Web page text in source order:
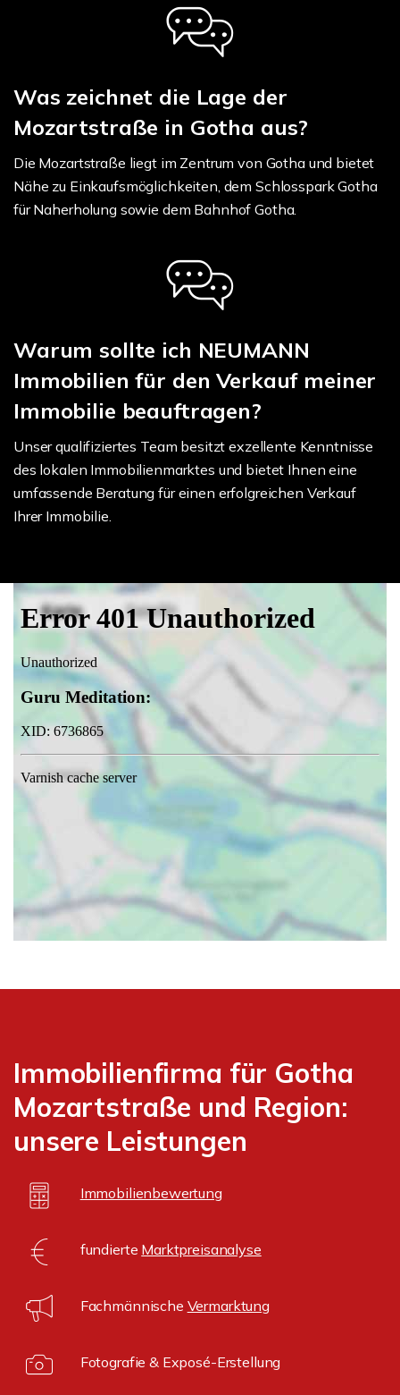
Was zeichnet die Lage der
Mozartstraße in Gotha aus?
Die Mozartstraße liegt im Zentrum von Gotha und bietet
Nähe zu Einkaufsmöglichkeiten, dem Schlosspark Gotha
für Naherholung sowie dem Bahnhof Gotha.
Warum sollte ich NEUMANN
Immobilien für den Verkauf meiner
Immobilie beauftragen?
Unser qualifiziertes Team besitzt exzellente Kenntnisse
des lokalen Immobilienmarktes und bietet Ihnen eine
umfassende Beratung für einen erfolgreichen Verkauf
Ihrer Immobilie.
Immobilienfirma für Gotha
Mozartstraße und Region:
unsere Leistungen
Immobilienbewertung
fundierte Marktpreisanalyse
Fachmännische Vermarktung
Fotografie & Exposé-Erstellung